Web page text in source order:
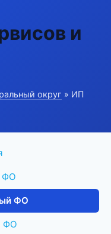
и
округ » ИП
ФО
ФО
ФО